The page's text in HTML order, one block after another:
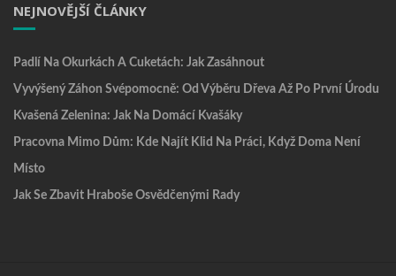
NEJNOVĚJŠÍ ČLÁNKY
Padlí Na Okurkách A Cuketách: Jak Zasáhnout
Vyvýšený Záhon Svépomocně: Od Výběru Dřeva Až Po První Úrodu
Kvašená Zelenina: Jak Na Domácí Kvašáky
Pracovna Mimo Dům: Kde Najít Klid Na Práci, Když Doma Není
Místo
Jak Se Zbavit Hraboše Osvědčenými Rady